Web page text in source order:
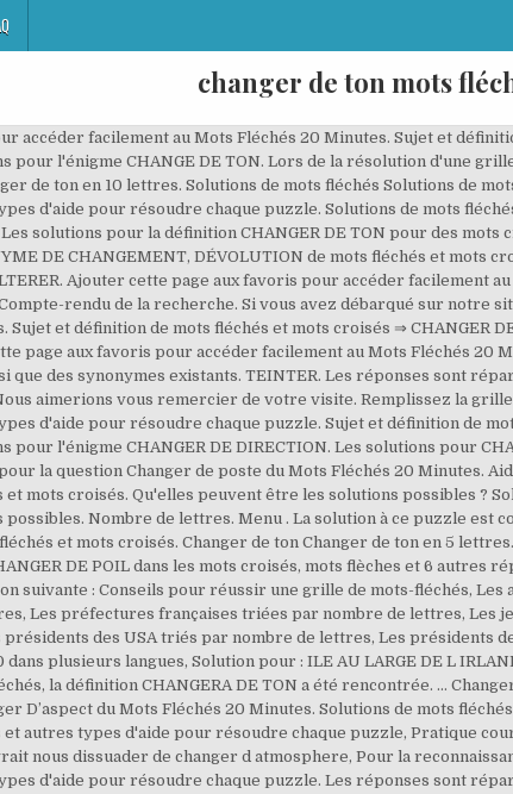
changer de ton mots
accéder facilement au Mots Fléchés 20 Minutes. Sujet et
l'énigme CHANGE DE TON. Lors de la résolution d'une
de ton en 10 lettres. Solutions de mots fléchés Solutions de
d'aide pour résoudre chaque puzzle. Solutions de mots
solutions pour la définition CHANGER DE TON pour des mots
DE CHANGEMENT, DÉVOLUTION de mots fléchés et mots
Ajouter cette page aux favoris pour accéder facilement au
rendu de la recherche. Si vous avez débarqué sur notre
Sujet et définition de mots fléchés et mots croisés ⇒ CHANGER
page aux favoris pour accéder facilement au Mots Fléchés 20
que des synonymes existants. TEINTER. Les réponses sont
aimerions vous remercier de votre visite. Remplissez la
d'aide pour résoudre chaque puzzle. Sujet et définition de
l'énigme CHANGER DE DIRECTION. Les solutions pour
la question Changer de poste du Mots Fléchés 20 Minutes.
et mots croisés. Qu'elles peuvent être les solutions possibles ?
possibles. Nombre de lettres. Menu . La solution à ce puzzle est
et mots croisés. Changer de ton Changer de ton en 5
DE POIL dans les mots croisés, mots flèches et 6 autres
suivante : Conseils pour réussir une grille de mots-fléchés, Les
Les préfectures françaises triées par nombre de lettres, Les
des USA triés par nombre de lettres, Les présidents
plusieurs langues, Solution pour : ILE AU LARGE DE L
la définition CHANGERA DE TON a été rencontrée. …
D’aspect du Mots Fléchés 20 Minutes. Solutions de mots
autres types d'aide pour résoudre chaque puzzle, Pratique
nous dissuader de changer d atmosphere, Pour la
d'aide pour résoudre chaque puzzle. Les réponses sont